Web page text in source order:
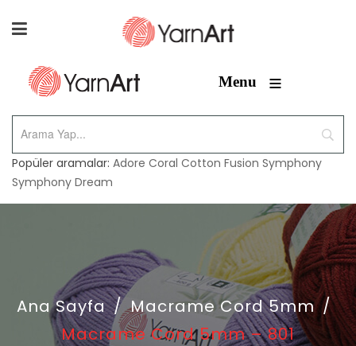
Menu ≡
Popüler aramalar: Adore Coral Cotton Fusion Symphony
Symphony Dream
Ana Sayfa / Macrame Cord 5mm /
Macrame Cord 5mm – 801